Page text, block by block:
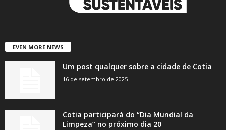
EVEN MORE NEWS
Um post qualquer sobre a cidade de Cotia
16 de setembro de 2025
Cotia participará do “Dia Mundial da
Limpeza” no próximo dia 20